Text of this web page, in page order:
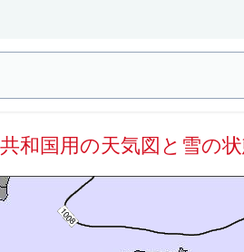
共和国用の天気図と雪の